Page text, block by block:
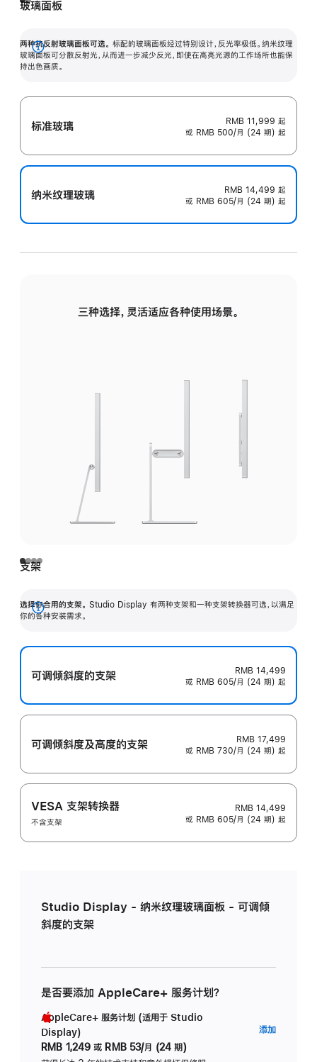
玻璃面板
两种抗反射玻璃面板可选。 标配的玻璃面板经过特别设计，反光率极低。纳米纹理
玻璃面板可分散反射光，从而进一步减少反光，即使在高亮光源的工作场所也能保
持出色画质。
展
开
标准玻璃 RMB 11,999 起
或 RMB 500/月 (24 期) 起
纳米纹理玻璃 RMB 14,499 起
或 RMB 605/月 (24 期) 起
三种选择，灵活适应各种使用场景。
支架
选择你合用的支架。 Studio Display 有两种支架和一种支架转换器可选，以满足
你的各种安装需求。
展
可调倾斜度的支架
RMB 14,499
或 RMB 605/月 (24 期) 起
可调倾斜度及高‍度的支‍架
RMB 17,499
或 RMB 730/月 (24 期) 起
VESA 支架转换器
不含支架
RMB 14,499
或 RMB 605/月 (24 期) 起
Studio Display - 纳米纹理玻璃面板 - 可调倾
斜度的支架
是否要添加 AppleCare+ 服务计划？
AppleCare+ 服务计划 (适用于 Studio
Display)
RMB 1,249 或 RMB 53/月 (24 期)
添加